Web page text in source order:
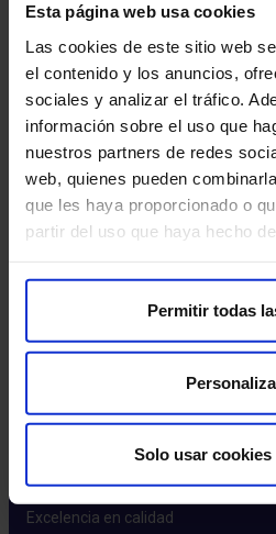
Esta página web usa cookies
Las cookies de este sitio web
el contenido y los anuncios,
sociales y analizar el tráfico.
información sobre el uso que
nuestros partners de redes
web, quienes pueden
que les haya proporcionado o
partir del uso que haya hecho
Permitir todas
Solo usar cookies
demostrar la seguridad y
abordaje mediante HIFU
manifestaciones
de Parkinson
El Centro Integral de
ubicado en el Hospital
de Móstoles, aca…
Sobre nosotros
Quiénes somos​
Excelencia en calidad​